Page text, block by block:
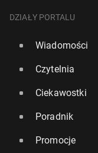
DZIAŁY PORTALU
Wiadomości
Czytelnia
Ciekawostki
Poradnik
Promocje